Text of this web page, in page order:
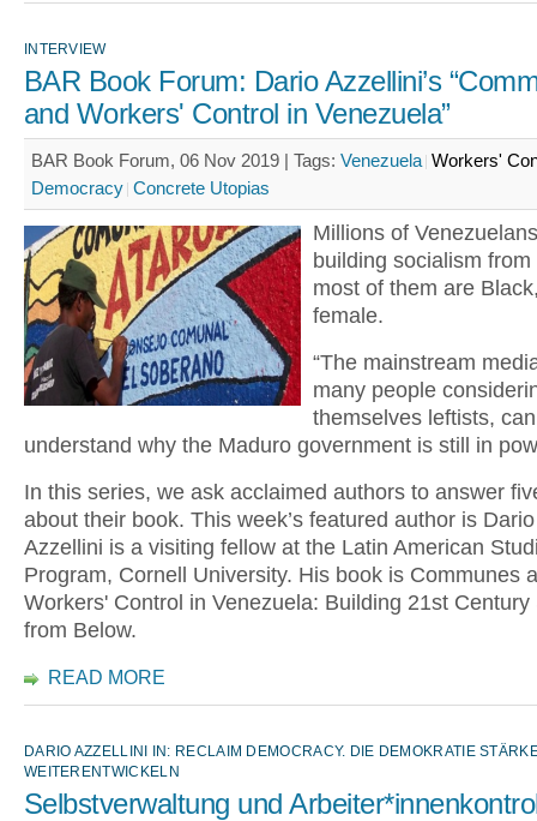
INTERVIEW
BAR Book Forum: Dario Azzellini’s
and Workers' Control in Venezuela”
BAR Book Forum, 06 Nov 2019 | Tags: Venezuela Workers'
Democracy Concrete Utopias
Millions of
building socialism
most of them are
female.
“The mainstream
many people
themselves leftists,
understand why the Maduro government is still in
In this series, we ask acclaimed authors to answer
about their book. This week’s featured author is
Azzellini is a visiting fellow at the Latin American
Program, Cornell University. His book is Communes
Workers' Control in Venezuela: Building 21st Century
from Below.
READ MORE
DARIO AZZELLINI IN: RECLAIM DEMOCRACY. DIE DEMOKRATIE
WEITERENTWICKELN
Selbstverwaltung und